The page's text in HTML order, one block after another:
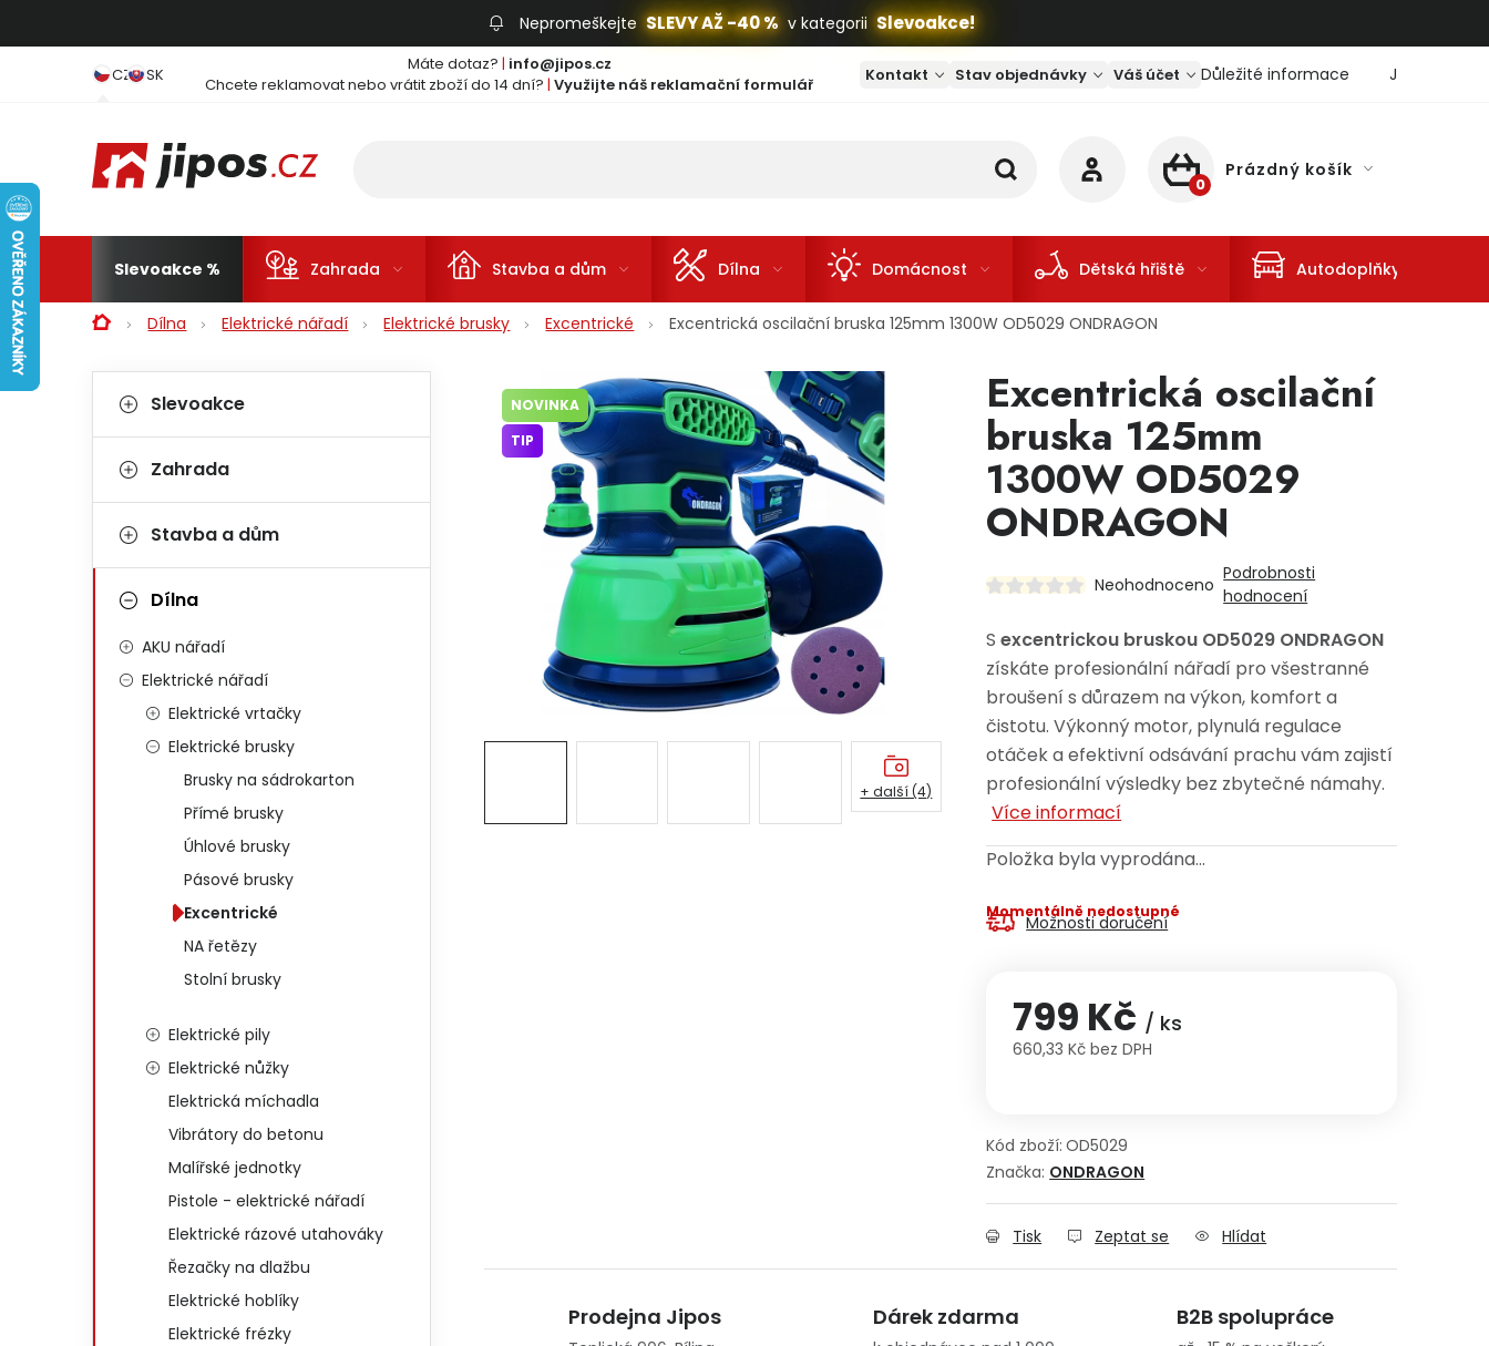
Nepromeškejte SLEVY AŽ -40 % v kategorii Slevoakce!
CZ SK Máte dotaz? | info@jipos.cz
Chcete reklamovat nebo vrátit zboží do 14 dní? | Využijte náš reklamační formulář Kontakt Stav objednávky Váš účet Důležité informace Jaký je
NÁKUPNÍ KOŠÍK
Prázdný košík
Slevoakce Zahrada Stavba a dům Dílna Domácnost Dětská hřiště Autodoplňky
DomůDílna Elektrické nářadí Elektrické brusky Excentrické Excentrická oscilační bruska 125mm 1300W OD5029 ONDRAGON
Postranní panel
Kategorie
Slevoakce
Zahrada
Stavba a dům
Dílna
AKU nářadí
Elektrické nářadí
Elektrické vrtačky
Elektrické brusky
Brusky na sádrokarton
Přímé brusky
Úhlové brusky
Pásové brusky
Excentrické
NA řetězy
Stolní brusky
Elektrické pily
Elektrické nůžky
Elektrická míchadla
Vibrátory do betonu
Malířské jednotky
Pistole - elektrické nářadí
Elektrické rázové utahováky
Řezačky na dlažbu
Elektrické hoblíky
Elektrické frézky
Excentrická oscilační
bruska 125mm
1300W OD5029
ONDRAGON
Neohodnoceno
Podrobnosti
hodnocení
Sexcentrickou bruskou OD5029 ONDRAGON
získáte profesionální nářadí pro všestranné
broušení s důrazem na výkon, komfort a
čistotu. Výkonný motor, plynulá regulace
otáček a efektivní odsávání prachu vám zajistí
profesionální výsledky bez zbytečné námahy.
Více informací
Položka byla vyprodána…
Momentálně nedostupné
Možnosti doručení
799 Kč / ks
660,33 Kč bez DPH
Kód zboží: OD5029
Značka: ONDRAGON
Tisk Zeptat se Hlídat
NOVINKA
TIP
+ další (4)
Prodejna Jipos Dárek zdarma B2B spolupráce